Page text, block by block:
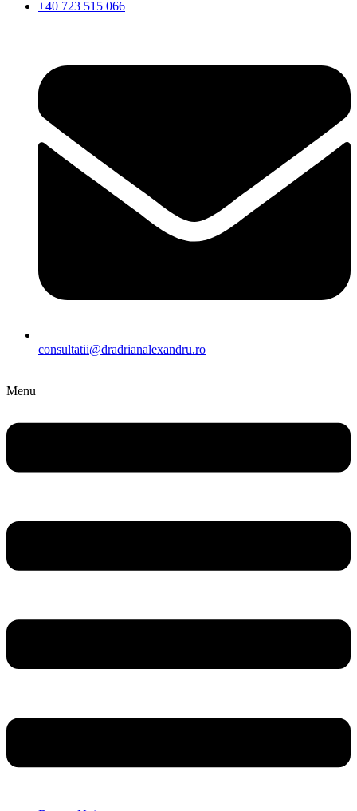
+40 723 515 066
consultatii@dradrianalexandru.ro
Menu